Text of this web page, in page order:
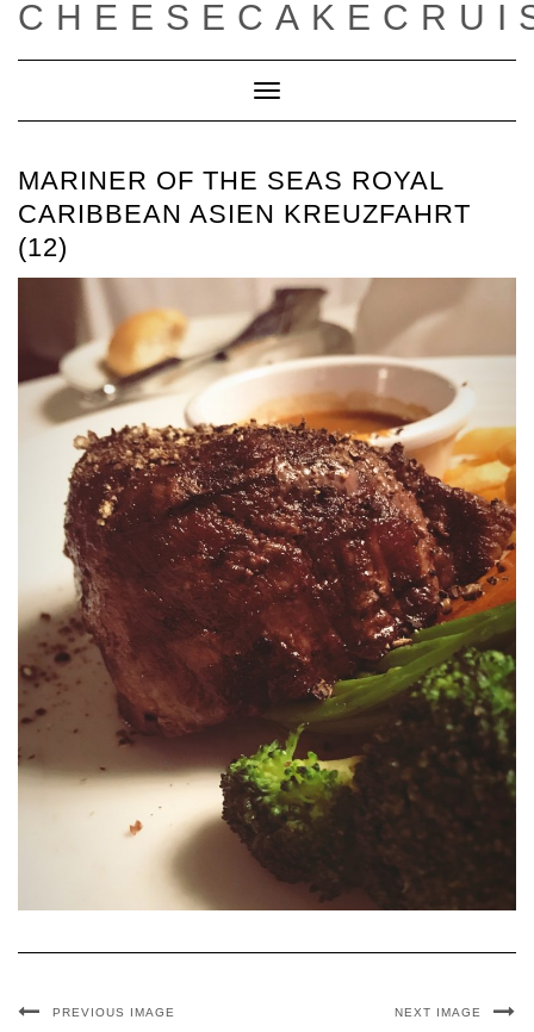
Toggle
MARINER OF THE SEAS ROYAL
CARIBBEAN ASIEN KREUZFAHRT
(12)
PREVIOUS IMAGE NEXT IMAGE